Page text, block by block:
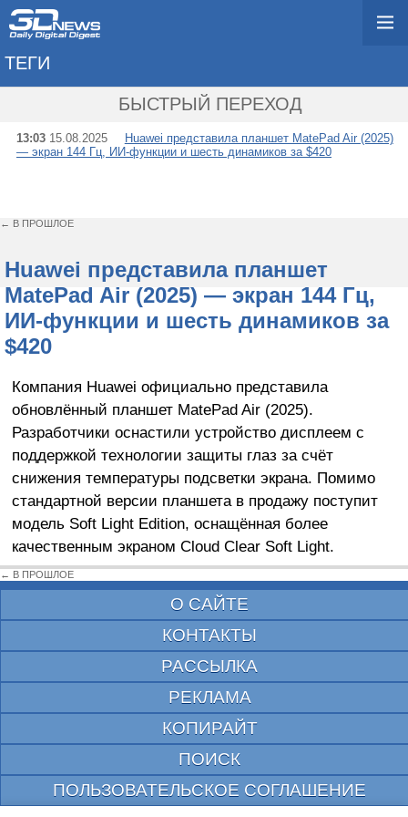
ТЕГИ
БЫСТРЫЙ ПЕРЕХОД
13:03 15.08.2025
Huawei представила планшет MatePad Air (2025)
— экран 144 Гц, ИИ-функции и шесть динамиков за $420
← В ПРОШЛОЕ
Huawei представила планшет
MatePad Air (2025) — экран 144 Гц,
ИИ-функции и шесть динамиков за
$420
Компания Huawei официально представила
обновлённый планшет MatePad Air (2025).
Разработчики оснастили устройство дисплеем с
поддержкой технологии защиты глаз за счёт
снижения температуры подсветки экрана. Помимо
стандартной версии планшета в продажу поступит
модель Soft Light Edition, оснащённая более
качественным экраном Cloud Clear Soft Light.
← В ПРОШЛОЕ
О САЙТЕ
КОНТАКТЫ
РАССЫЛКА
РЕКЛАМА
КОПИРАЙТ
ПОИСК
ПОЛЬЗОВАТЕЛЬСКОЕ СОГЛАШЕНИЕ